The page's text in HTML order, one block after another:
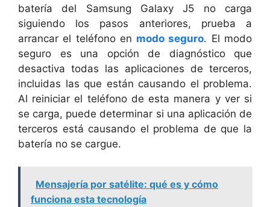
batería del Samsung Galaxy J5 no carga
siguiendo los pasos anteriores, prueba a
arrancar el teléfono en modo seguro. El modo
seguro es una opción de diagnóstico que
desactiva todas las aplicaciones de terceros,
incluidas las que están causando el problema.
Al reiniciar el teléfono de esta manera y ver si
se carga, puede determinar si una aplicación de
terceros está causando el problema de que la
batería no se cargue.
Mensajería por satélite: qué es y cómo
funciona esta tecnología